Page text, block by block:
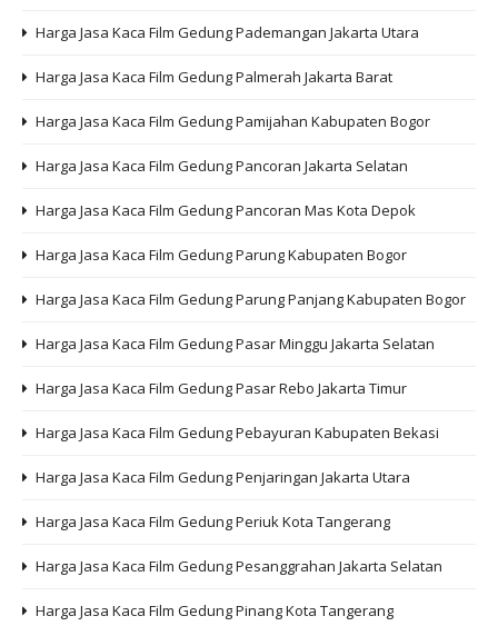
Harga Jasa Kaca Film Gedung Pademangan Jakarta Utara
Harga Jasa Kaca Film Gedung Palmerah Jakarta Barat
Harga Jasa Kaca Film Gedung Pamijahan Kabupaten Bogor
Harga Jasa Kaca Film Gedung Pancoran Jakarta Selatan
Harga Jasa Kaca Film Gedung Pancoran Mas Kota Depok
Harga Jasa Kaca Film Gedung Parung Kabupaten Bogor
Harga Jasa Kaca Film Gedung Parung Panjang Kabupaten Bogor
Harga Jasa Kaca Film Gedung Pasar Minggu Jakarta Selatan
Harga Jasa Kaca Film Gedung Pasar Rebo Jakarta Timur
Harga Jasa Kaca Film Gedung Pebayuran Kabupaten Bekasi
Harga Jasa Kaca Film Gedung Penjaringan Jakarta Utara
Harga Jasa Kaca Film Gedung Periuk Kota Tangerang
Harga Jasa Kaca Film Gedung Pesanggrahan Jakarta Selatan
Harga Jasa Kaca Film Gedung Pinang Kota Tangerang